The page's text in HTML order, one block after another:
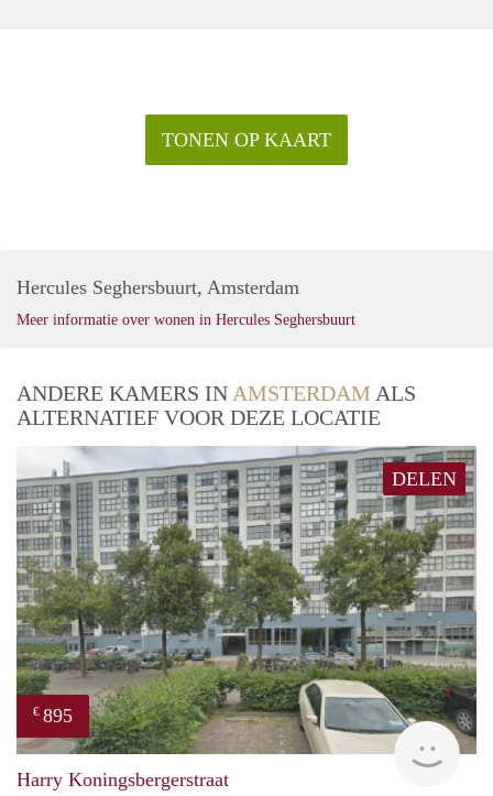
TONEN OP KAART
Hercules Seghersbuurt, Amsterdam
Meer informatie over wonen in Hercules Seghersbuurt
ANDERE KAMERS IN AMSTERDAM ALS
ALTERNATIEF VOOR DEZE LOCATIE
DELEN
€ 895
rent
Harry Koningsbergerstraat